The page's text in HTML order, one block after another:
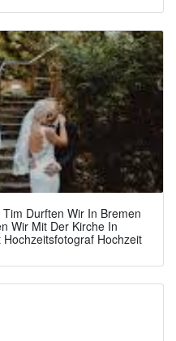
Durften Wir In Bremen
Wir Mit Der Kirche In
Hochzeit